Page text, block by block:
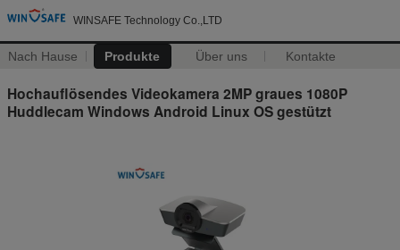
WINSAFE Technology Co.,LTD
Nach Hause Produkte Über uns Kontakte
Hochauflösendes Videokamera 2MP graues 1080P
Huddlecam Windows Android Linux OS gestützt